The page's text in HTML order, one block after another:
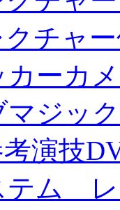
クチャ
カーカ
マジッ
演技
テム